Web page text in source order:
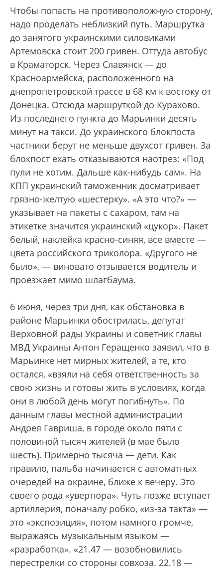
Чтобы попасть на противоположную сторону,
надо проделать неблизкий путь. Маршрутка
до занятого украинскими силовиками
Артемовска стоит 200 гривен. Оттуда автобус
в Краматорск. Через Славянск — до
Красноармейска, расположенного на
днепропетровской трассе в 68 км к востоку от
Донецка. Отсюда маршруткой до Курахово.
Из последнего пункта до Марьинки десять
минут на такси. До украинского блокпоста
частники берут не меньше двухсот гривен. За
блокпост ехать отказываются наотрез: «Под
пули не хотим. Дальше как-нибудь сам». На
КПП украинский таможенник досматривает
грязно-желтую «шестерку». «А это что?» —
указывает на пакеты с сахаром, там на
этикетке значится украинский «цукор». Пакет
белый, наклейка красно-синяя, все вместе —
цвета российского триколора. «Другого не
было», — виновато отзывается водитель и
проезжает мимо шлагбаума.
6 июня, через три дня, как обстановка в
районе Марьинки обострилась, депутат
Верховной рады Украины и советник главы
МВД Украины Антон Геращенко заявил, что в
Марьинке нет мирных жителей, а те, кто
остался, «взяли на себя ответственность за
свою жизнь и готовы жить в условиях, когда
они в любой день могут погибнуть». По
данным главы местной администрации
Андрея Гавриша, в городе около пяти с
половиной тысяч жителей (в мае было
шесть). Примерно тысяча — дети. Как
правило, пальба начинается с автоматных
очередей на окраине, ближе к вечеру. Это
своего рода «увертюра». Чуть позже вступает
артиллерия, поначалу робко, «из-за такта» —
это «экспозиция», потом намного громче,
выражаясь музыкальным языком —
«разработка». «21.47 — возобновились
перестрелки со стороны совхоза. 22.18 —